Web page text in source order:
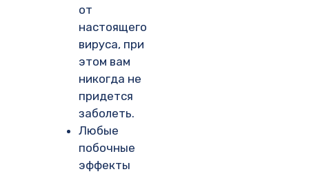
от
настоящего
вируса, при
этом вам
никогда не
придется
заболеть.
Любые
побочные
эффекты